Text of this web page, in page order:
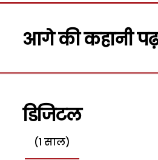
आगे की कहानी
डिजिटल
(1 साल)